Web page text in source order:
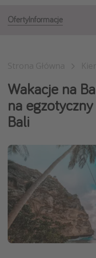
Wakacje All Inclusive
Noclegi z prywatnym
Weekend dla dwojga
City Break
Hotele SPA i wellness
Wyjazd na narty
Wyjazdy na Majówkę
Wszystkie
Więcej tematów
Newsy, ciekawostki,
OfertyInformacje
Wakacje na
na
Bali